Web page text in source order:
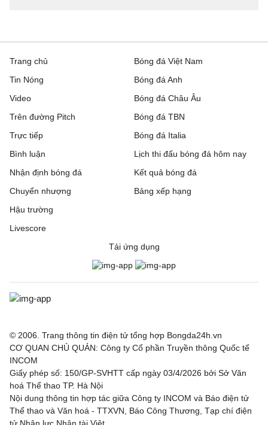
Trang chủ
Tin Nóng
Video
Trên đường Pitch
Trực tiếp
Bóng đá Việt Nam
Bóng đá Anh
Bóng đá Châu Âu
Bóng đá TBN
Bóng đá Italia
Bình luận
Nhận định bóng đá
Chuyển nhượng
Hậu trường
Livescore
Lịch thi đấu bóng đá hôm nay
Kết quả bóng đá
Bảng xếp hạng
Tải ứng dụng
© 2006. Trang thông tin điện tử tổng hợp Bongda24h.vn
CƠ QUAN CHỦ QUẢN: Công ty Cổ phần Truyền thông Quốc tế
INCOM
Giấy phép số: 150/GP-SVHTT cấp ngày 03/4/2026 bởi Sở Văn
hoá Thể thao TP. Hà Nội
Nội dung thông tin hợp tác giữa Công ty INCOM và Báo điện tử
Thể thao và Văn hoá - TTXVN, Báo Công Thương, Tạp chí điện
tử Nhân lực Nhân tài Việt.